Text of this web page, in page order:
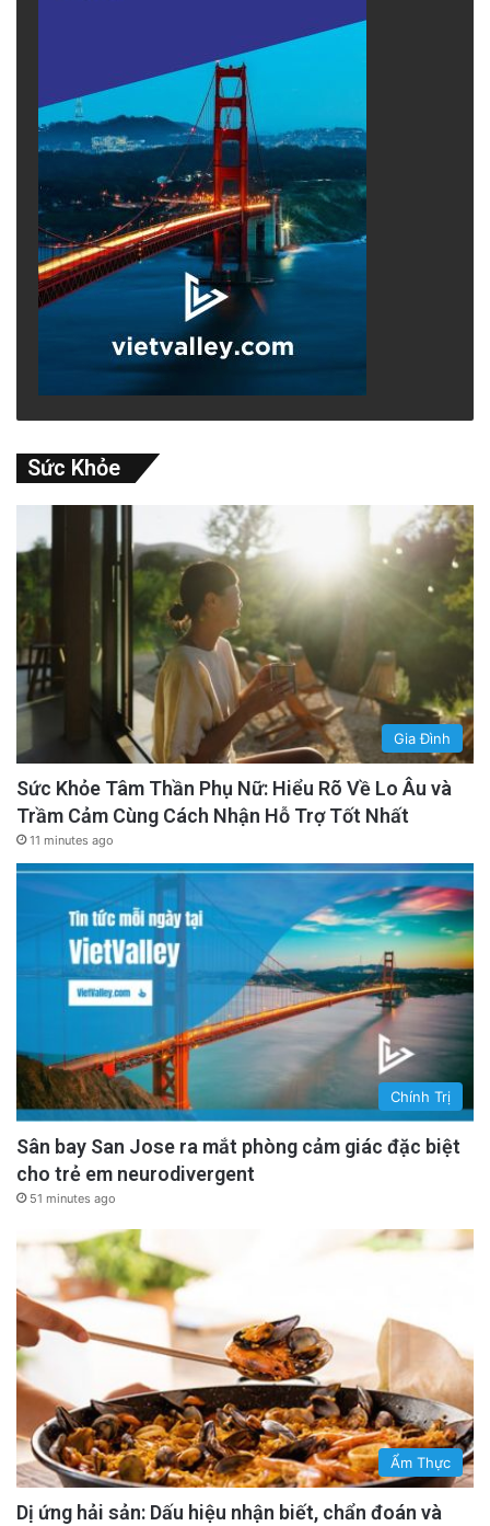
Sức Khỏe
Gia Đình
Sức Khỏe Tâm Thần Phụ Nữ: Hiểu Rõ Về Lo Âu và
Trầm Cảm Cùng Cách Nhận Hỗ Trợ Tốt Nhất
11 minutes ago
Chính Trị
Sân bay San Jose ra mắt phòng cảm giác đặc biệt
cho trẻ em neurodivergent
51 minutes ago
Ẩm Thực
Dị ứng hải sản: Dấu hiệu nhận biết, chẩn đoán và